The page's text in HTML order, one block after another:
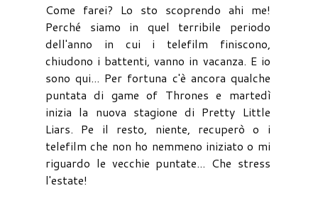
Come farei? Lo sto scoprendo ahi me!
Perché siamo in quel terribile periodo
dell'anno in cui i telefilm finiscono,
chiudono i battenti, vanno in vacanza. E io
sono qui... Per fortuna c'è ancora qualche
puntata di game of Thrones e martedì
inizia la nuova stagione di Pretty Little
Liars. Pe il resto, niente, recuperò o i
telefilm che non ho nemmeno iniziato o mi
riguardo le vecchie puntate... Che stress
l'estate!